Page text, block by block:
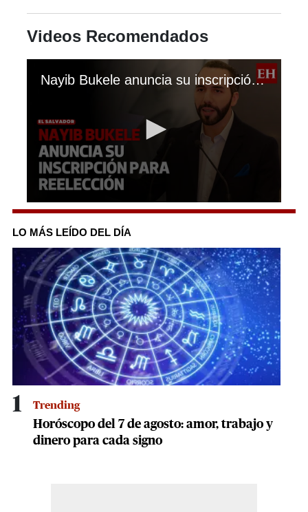
Videos Recomendados
Nayib Bukele anuncia su inscripción para reelección
0
of
3
minutes,
5
seconds
LO MÁS LEÍDO DEL DÍA
1 Trending
Horóscopo del 7 de agosto: amor, trabajo y
dinero para cada signo